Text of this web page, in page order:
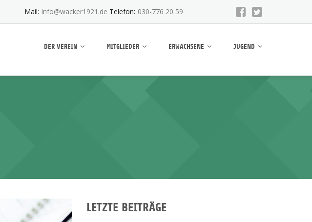
Mail: info@wacker1921.de Telefon: 030-776 20 59
DER VEREIN MITGLIEDER ERWACHSENE JUGEND
LETZTE BEITRÄGE